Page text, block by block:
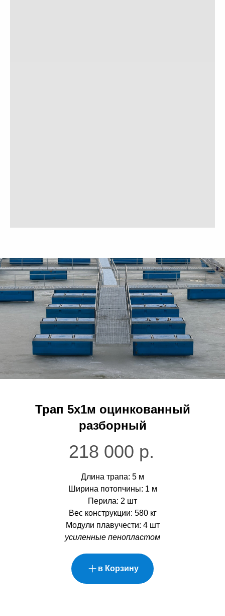
Трап 5х1м оцинкованный
разборный
218 000 р.
Длина трапа: 5 м
Ширина потопчины: 1 м
Перила: 2 шт
Вес конструкции: 580 кг
Модули плавучести: 4 шт
усиленные пенопластом
в Корзину
разборные садки на
высокоточном
что позволяет
стандарт и качество